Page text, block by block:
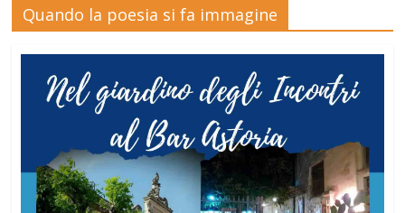
Quando la poesia si fa immagine